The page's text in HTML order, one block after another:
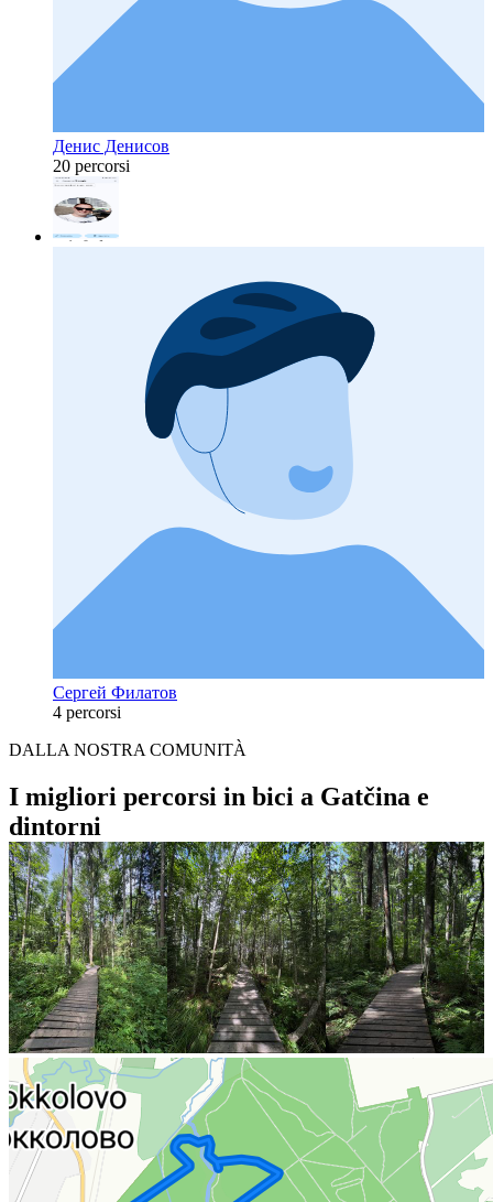
Денис Денисов
20 percorsi
Сергей Филатов
4 percorsi
DALLA NOSTRA COMUNITÀ
I migliori percorsi in bici a Gatčina e
dintorni